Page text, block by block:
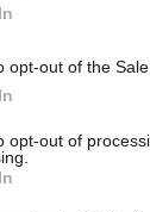
opt-out of the
opt-out of
δράσεων για
του
Τρίτης, ένας